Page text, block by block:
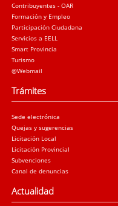
Contribuyentes - OAR
Formación y Empleo
Participación Ciudadana
Servicios a EELL
Smart Provincia
Turismo
@Webmail
Trámites
Sede electrónica
Quejas y sugerencias
Licitación Local
Licitación Provincial
Subvenciones
Canal de denuncias
Actualidad